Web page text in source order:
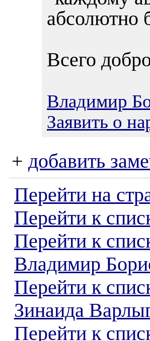
абсолютно
Всего
Владимир
Заявить о
+ добавить
Перейти на
Перейти к
Перейти к
Владимир
Перейти к
Зинаида
Перейти к